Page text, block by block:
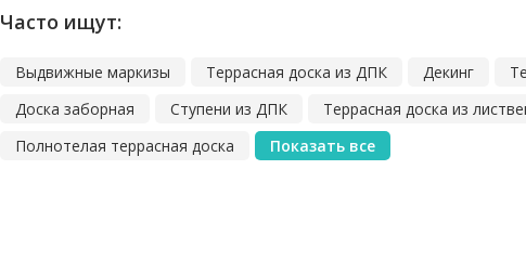
Часто ищут:
Выдвижные маркизы Террасная доска из ДПК Декинг
Доска заборная
Ступени из ДПК Террасная доска из
Полнотелая террасная доска
Показать все